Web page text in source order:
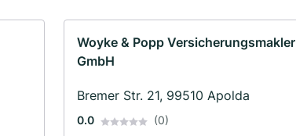
Woyke & Popp Versicherungsmakler
GmbH
Bremer Str. 21, 99510 Apolda
0.0 (0)